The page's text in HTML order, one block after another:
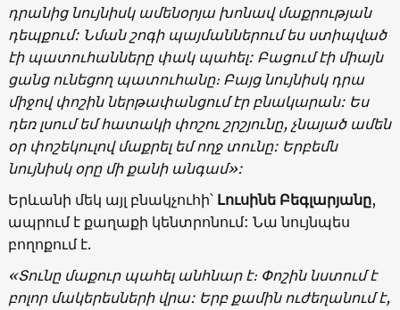
դրանից նույնիսկ ամենօրյա խոնավ մաքրության
դեպքում: Նման շոգի պայմաններում ես ստիպված
էի պատուհանները փակ պահել: Բացում էի միայն
ցանց ունեցող պատուհանը։ Բայց նույնիսկ դրա
միջով փոշին ներթափանցում էր բնակարան: Ես
դեռ լսում եմ հատակի փոշու շրշյունը, չնայած ամեն
օր փոշեկուլով մաքրել եմ ողջ տունը: Երբեմն
նույնիսկ օրը մի քանի անգամ»:
Երևանի մեկ այլ բնակչուհի՝ Լուսինե Բեգլարյանը,
ապրում է քաղաքի կենտրոնում: Նա նույնպես
բողոքում է.
«Տունը մաքուր պահել անհնար է։ Փոշին նստում է
բոլոր մակերեսների վրա: Երբ քամին ուժեղանում է,